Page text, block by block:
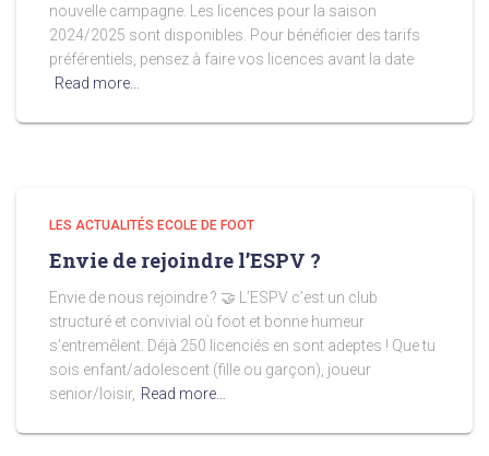
nouvelle campagne. Les licences pour la saison
2024/2025 sont disponibles. Pour bénéficier des tarifs
préférentiels, pensez à faire vos licences avant la date
Read more…
LES ACTUALITÉS ECOLE DE FOOT
Envie de rejoindre l’ESPV ?
Envie de nous rejoindre ? 🤝 L’ESPV c’est un club
structuré et convivial où foot et bonne humeur
s’entremêlent. Déjà 250 licenciés en sont adeptes ! Que tu
sois enfant/adolescent (fille ou garçon), joueur
senior/loisir, Read more…